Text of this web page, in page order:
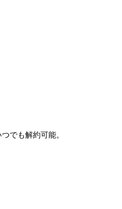
でも解約可能。